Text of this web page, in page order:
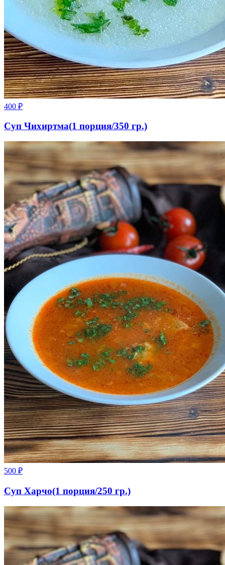
400 ₽
Суп Чихиртма(1 порция/350 гр.)
500 ₽
Суп Харчо(1 порция/250 гр.)